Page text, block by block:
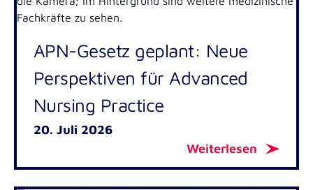
APN-Gesetz geplant: Neue
Perspektiven für Advanced
Nursing Practice
20. Juli 2026
Weiterlesen